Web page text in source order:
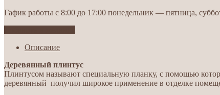
Гафик работы с 8:00 до 17:00 понедельник — пятница,
Описание
Деревянный плинтус
Плинтусом называют специальную планку, с помощью
деревянный получил широкое применение в отделке